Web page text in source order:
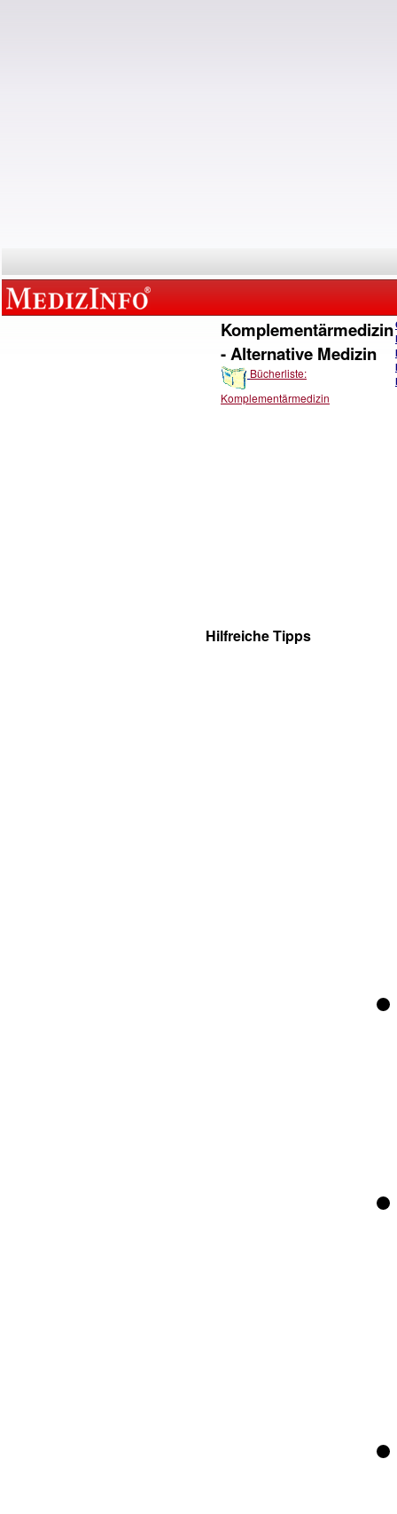
Komplementärmedizin
- Alternative Medizin
Bücherliste:
Komplementärmedizin
Hilfreiche Tipps